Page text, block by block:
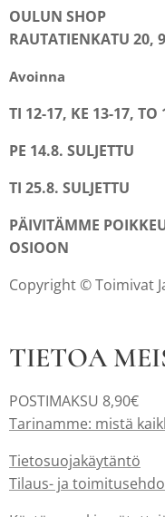
OULUN SHOP
RAUTATIENKATU 20,
Avoinna
TI 12-17, KE 13-17, TO
PE 14.8. SULJETTU
TI 25.8. SULJETTU
PÄIVITÄMME
OSIOON
Copyright © Toimivat
TIETOA
POSTIMAKSU 8,90€
Tarinamme: mistä
Tietosuojakäytäntö
Tilaus- ja